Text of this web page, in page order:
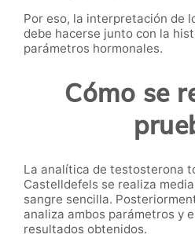
Por eso, la interpretación de
debe hacerse junto con la
parámetros hormonales.
Cómo se
La analítica de testosterona
Castelldefels se realiza
sangre sencilla.
analiza ambos parámetros y
resultados obtenidos.